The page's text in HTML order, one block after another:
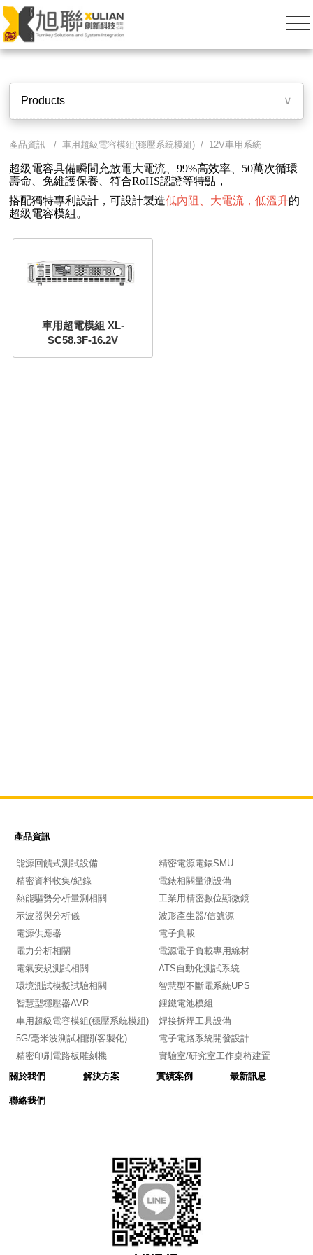
Products ∨
產品資訊 / 車用超級電容模組(穩壓系統模組) / 12V車用系統
超級電容具備瞬間充放電大電流、99%高效率、50萬次循環
壽命、免維護保養、符合RoHS認證等特點，
搭配獨特專利設計，可設計製造低內阻、大電流，低溫升的
超級電容模組。
車用超電模組 XL-
SC58.3F-16.2V
產品資訊
能源回饋式測試設備
精密電源電錶SMU
精密資料收集/紀錄
電錶相關量測設備
熱能驅勢分析量測相關
工業用精密數位顯微鏡
示波器與分析儀
波形產生器/信號源
電源供應器
電子負載
電力分析相關
電源電子負載專用線材
電氣安規測試相關
ATS自動化測試系統
環境測試模擬試驗相關
智慧型不斷電系統UPS
智慧型穩壓器AVR
鋰鐵電池模組
車用超級電容模組(穩壓系統模組)
焊接拆焊工具設備
5G/毫米波測試相關(客製化)
電子電路系統開發設計
精密印刷電路板雕刻機
實驗室/研究室工作桌椅建置
關於我們
解決方案 實績案例 最新訊息
聯絡我們